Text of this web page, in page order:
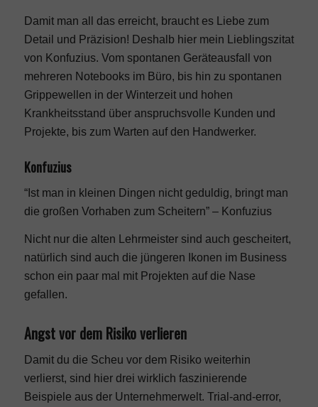
Damit man all das erreicht, braucht es Liebe zum
Detail und Präzision! Deshalb hier mein Lieblingszitat
von Konfuzius. Vom spontanen Geräteausfall von
mehreren Notebooks im Büro, bis hin zu spontanen
Grippewellen in der Winterzeit und hohen
Krankheitsstand über anspruchsvolle Kunden und
Projekte, bis zum Warten auf den Handwerker.
Konfuzius
“Ist man in kleinen Dingen nicht geduldig, bringt man
die großen Vorhaben zum Scheitern” – Konfuzius
Nicht nur die alten Lehrmeister sind auch gescheitert,
natürlich sind auch die jüngeren Ikonen im Business
schon ein paar mal mit Projekten auf die Nase
gefallen.
Angst vor dem Risiko verlieren
Damit du die Scheu vor dem Risiko weiterhin
verlierst, sind hier drei wirklich faszinierende
Beispiele aus der Unternehmerwelt. Trial-and-error,